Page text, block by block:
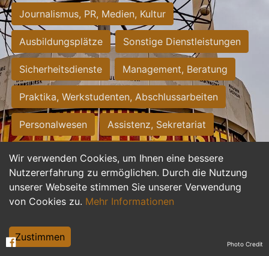
Wir verwenden Cookies, um Ihnen eine bessere
Nutzererfahrung zu ermöglichen. Durch die Nutzung
unserer Webseite stimmen Sie unserer Verwendung
von Cookies zu. Mehr Informationen
Zustimmen
Journalismus, PR, Medien, Kultur
Ausbildungsplätze Sonstige Dienstleistungen
Sicherheitsdienste Management, Beratung
Praktika, Werkstudenten, Abschlussarbeiten
Personalwesen Assistenz, Sekretariat
Hilfskräfte, Aushilfs- und Nebenjobs
Einkauf, Logistik, Materialwirtschaft
Weiterbildung, Studium, duale Ausbildung
Tourismus
Photo Credit